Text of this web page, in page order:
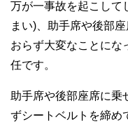
万が一事故を起こして
まい)、助手席や後部
おらず大変なことにな
任です。
助手席や後部座席に乗
ずシートベルトを締め